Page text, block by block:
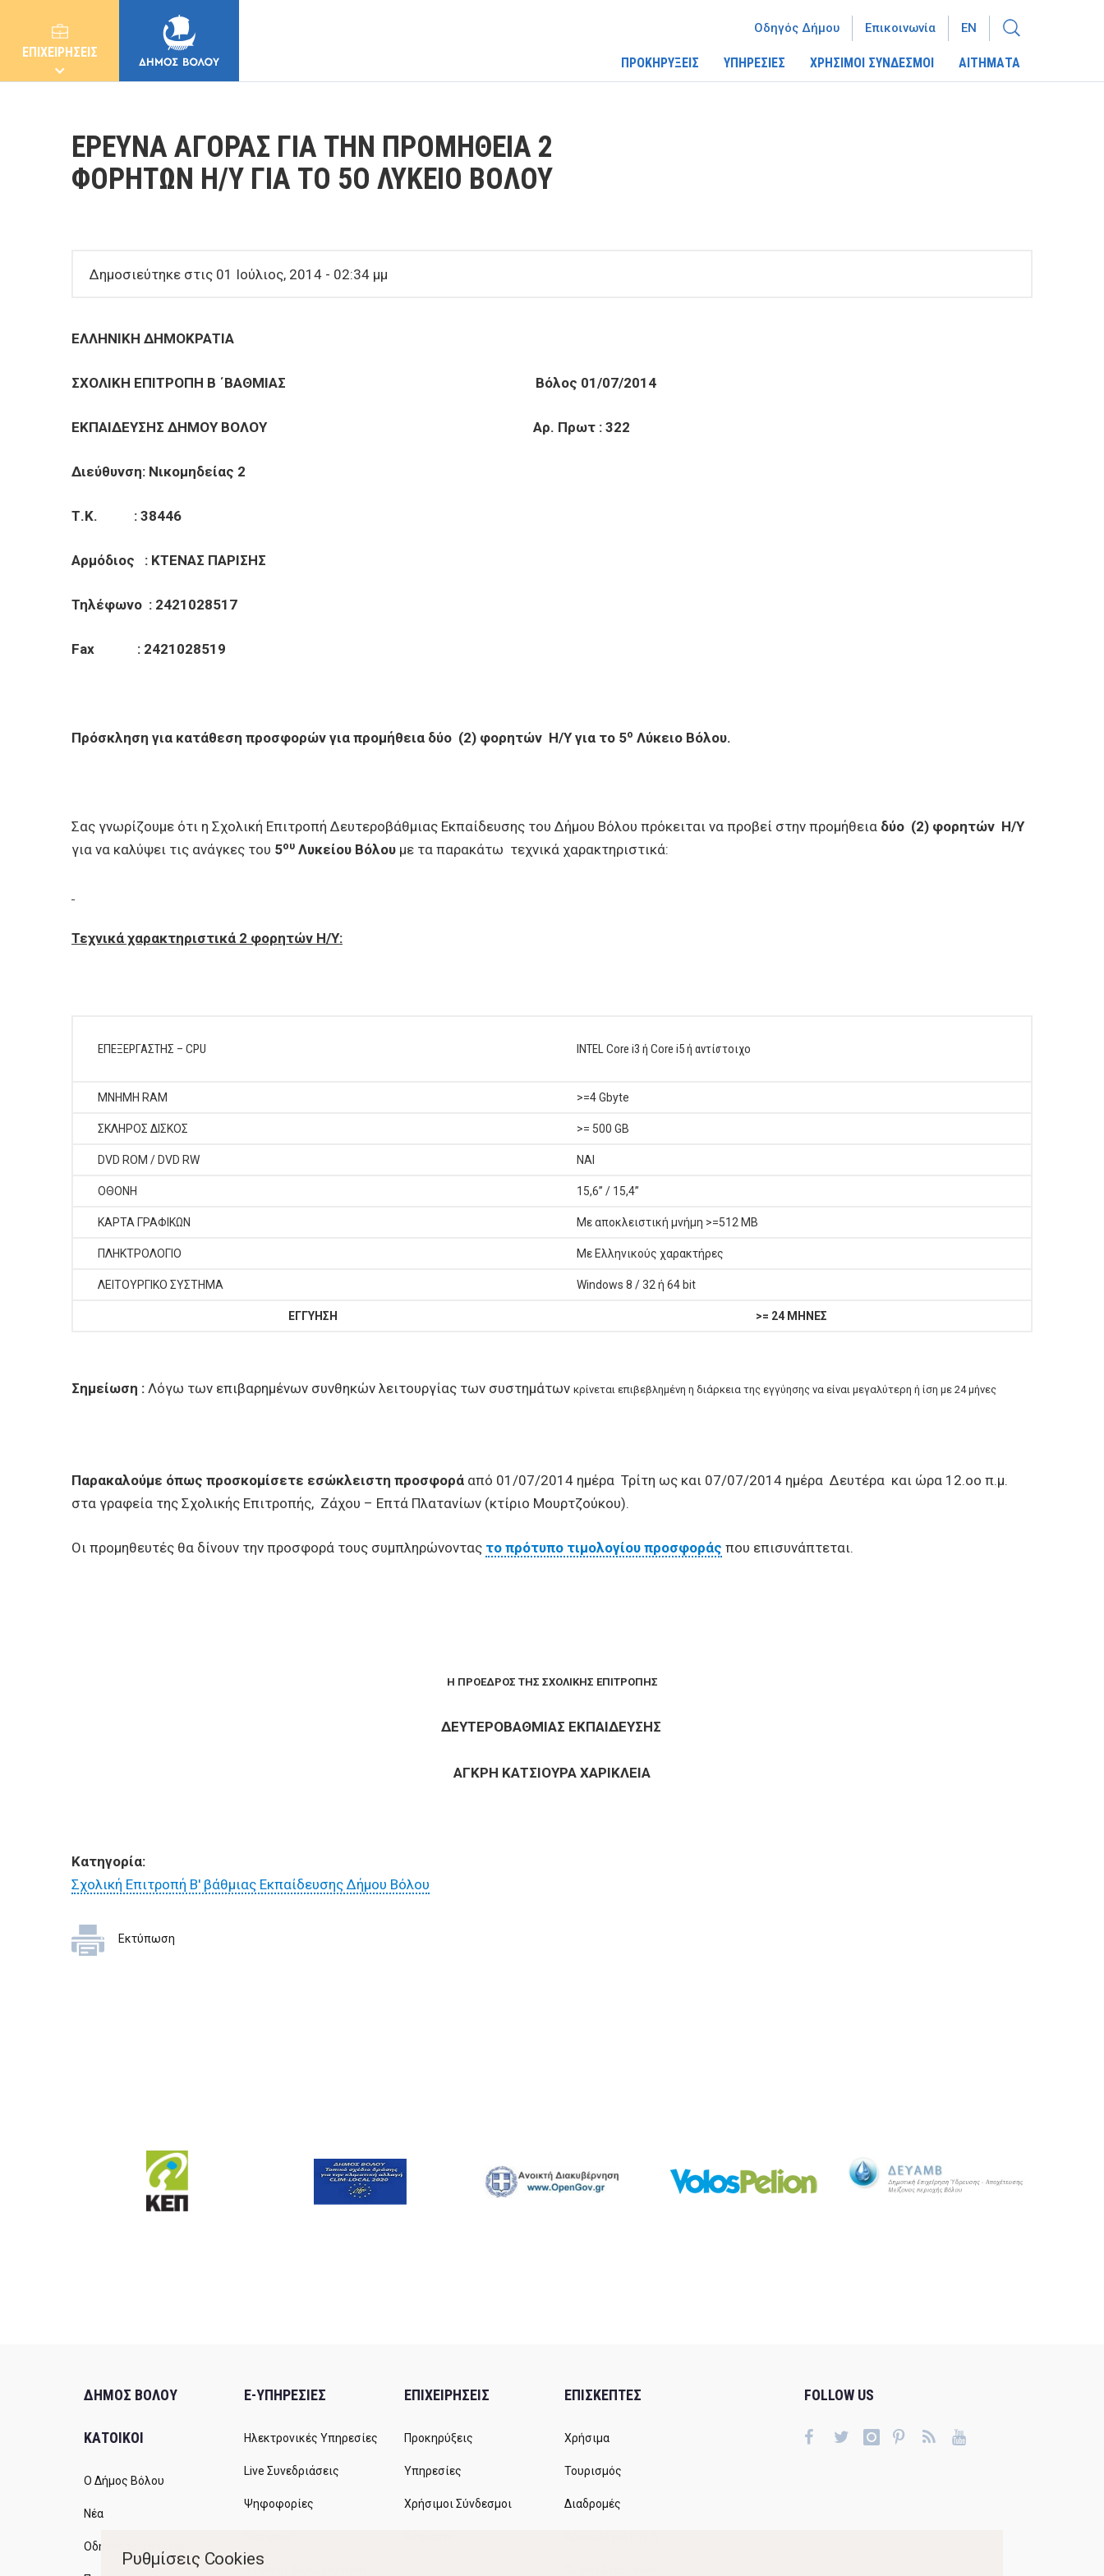
ΕΠΙΧΕΙΡΗΣΕΙΣ
ΕΠΙΣΚΕΠΤΕΣ
ΠΡΟΚΗΡΥΞΕΙΣ ΥΠΗΡΕΣΙΕΣ ΧΡΗΣΙΜΟΙ ΣΥΝΔΕΣΜΟΙ ΑΙΤΗΜΑΤΑ
Οδηγός Δήμου Επικοινωνία EN
ΕΡΕΥΝΑ ΑΓΟΡΑΣ ΓΙΑ ΤΗΝ ΠΡΟΜΗΘΕΙΑ 2
ΦΟΡΗΤΩΝ Η/Υ ΓΙΑ ΤΟ 5Ο ΛΥΚΕΙΟ ΒΟΛΟΥ
Δημοσιεύτηκε στις 01 Ιούλιος, 2014 - 02:34 μμ
ΕΛΛΗΝΙΚΗ ΔΗΜΟΚΡΑΤΙΑ
ΣΧΟΛΙΚΗ ΕΠΙΤΡΟΠΗ B ΄ΒΑΘΜΙΑΣ Βόλος 01/07/2014
ΕΚΠΑΙΔΕΥΣΗΣ ΔΗΜΟΥ ΒΟΛΟΥ Αρ. Πρωτ : 322
Διεύθυνση: Νικομηδείας 2
Τ.Κ. : 38446
Αρμόδιος : ΚΤΕΝΑΣ ΠΑΡΙΣΗΣ
Τηλέφωνο : 2421028517
Fax : 2421028519
Πρόσκληση για κατάθεση προσφορών για προμήθεια δύο (2) φορητών Η/Υ για το 5ο Λύκειο Βόλου.
Σας γνωρίζουμε ότι η Σχολική Επιτροπή Δευτεροβάθμιας Εκπαίδευσης του Δήμου Βόλου πρόκειται να προβεί στην προμήθεια δύο (2) φορητών Η/Υ
για να καλύψει τις ανάγκες του 5ου Λυκείου Βόλου με τα παρακάτω τεχνικά χαρακτηριστικά:
Τεχνικά χαρακτηριστικά 2 φορητών Η/Υ:
ΕΠΕΞΕΡΓΑΣΤΗΣ – CPU INTEL Core i3 ή Core i5 ή αντίστοιχο
ΜΝΗΜΗ RAM >=4 Gbyte
ΣΚΛΗΡΟΣ ΔΙΣΚΟΣ >= 500 GB
DVD ROM / DVD RW ΝΑΙ
ΟΘΟΝΗ 15,6’’ / 15,4’’
ΚΑΡΤΑ ΓΡΑΦΙΚΩΝ Με αποκλειστική μνήμη >=512 MB
ΠΛΗΚΤΡΟΛΟΓΙΟ Με Ελληνικούς χαρακτήρες
ΛΕΙΤΟΥΡΓΙΚΟ ΣΥΣΤΗΜΑ Windows 8 / 32 ή 64 bit
ΕΓΓΥΗΣΗ >= 24 ΜΗΝΕΣ
Σημείωση : Λόγω των επιβαρημένων συνθηκών λειτουργίας των συστημάτων κρίνεται επιβεβλημένη η διάρκεια της εγγύησης να είναι μεγαλύτερη ή ίση με 24 μήνες
Παρακαλούμε όπως προσκομίσετε εσώκλειστη προσφορά από 01/07/2014 ημέρα Τρίτη ως και 07/07/2014 ημέρα Δευτέρα και ώρα 12.οο π.μ.
στα γραφεία της Σχολικής Επιτροπής, Ζάχου – Επτά Πλατανίων (κτίριο Μουρτζούκου).
Oι προμηθευτές θα δίνουν την προσφορά τους συμπληρώνοντας το πρότυπο τιμολογίου προσφοράς που επισυνάπτεται.
Η ΠΡΟΕΔΡΟΣ ΤΗΣ ΣΧΟΛΙΚΗΣ ΕΠΙΤΡΟΠΗΣ
ΔΕΥΤΕΡΟΒΑΘΜΙΑΣ ΕΚΠΑΙΔΕΥΣΗΣ
ΑΓΚΡΗ ΚΑΤΣΙΟΥΡΑ ΧΑΡΙΚΛΕΙΑ
Κατηγορία:
Σχολική Επιτροπή Β' βάθμιας Εκπαίδευσης Δήμου Βόλου
Εκτύπωση
ΔΗΜΟΣ ΒΟΛΟΥ
ΚΑΤΟΙΚΟΙ
Ο Δήμος Βόλου
Νέα
Οδηγός του πολίτη
E-ΥΠΗΡΕΣΙΕΣ
Ηλεκτρονικές Υπηρεσίες
Live Συνεδριάσεις
Ψηφοφορίες
ΕΠΙΧΕΙΡΗΣΕΙΣ
Προκηρύξεις
Υπηρεσίες
Χρήσιμοι Σύνδεσμοι
ΕΠΙΣΚΕΠΤΕΣ
Χρήσιμα
Τουρισμός
Διαδρομές
FOLLOW US
Ρυθμίσεις Cookies